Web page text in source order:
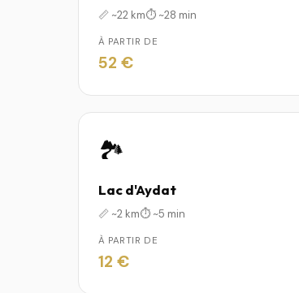
📏 ~22 km⏱️ ~28 min
À PARTIR DE
52 €
🏞️
Lac d'Aydat
📏 ~2 km⏱️ ~5 min
À PARTIR DE
12 €